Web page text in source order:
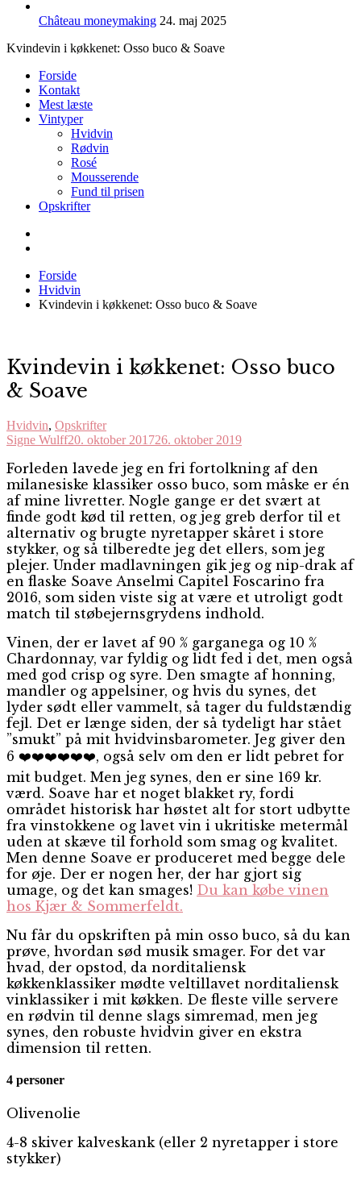
Château moneymaking 24. maj 2025
Kvindevin i køkkenet: Osso buco & Soave
Forside
Kontakt
Mest læste
Vintyper
Hvidvin
Rødvin
Rosé
Mousserende
Fund til prisen
Opskrifter
Forside
Hvidvin
Kvindevin i køkkenet: Osso buco & Soave
Kvindevin i køkkenet: Osso buco
& Soave
Hvidvin, Opskrifter
Signe Wulff20. oktober 201726. oktober 2019
Forleden lavede jeg en fri fortolkning af den
milanesiske klassiker osso buco, som måske er én
af mine livretter. Nogle gange er det svært at
finde godt kød til retten, og jeg greb derfor til et
alternativ og brugte nyretapper skåret i store
stykker, og så tilberedte jeg det ellers, som jeg
plejer. Under madlavningen gik jeg og nip-drak af
en flaske Soave Anselmi Capitel Foscarino fra
2016, som siden viste sig at være et utroligt godt
match til støbejernsgrydens indhold.
Vinen, der er lavet af 90 % garganega og 10 %
Chardonnay, var fyldig og lidt fed i det, men også
med god crisp og syre. Den smagte af honning,
mandler og appelsiner, og hvis du synes, det
lyder sødt eller vammelt, så tager du fuldstændig
fejl. Det er længe siden, der så tydeligt har stået
”smukt” på mit hvidvinsbarometer. Jeg giver den
6 ❤️❤️❤️❤️❤️❤️, også selv om den er lidt pebret for
mit budget. Men jeg synes, den er sine 169 kr.
værd. Soave har et noget blakket ry, fordi
området historisk har høstet alt for stort udbytte
fra vinstokkene og lavet vin i ukritiske metermål
uden at skæve til forhold som smag og kvalitet.
Men denne Soave er produceret med begge dele
for øje. Der er nogen her, der har gjort sig
umage, og det kan smages! Du kan købe vinen
hos Kjær & Sommerfeldt.
Nu får du opskriften på min osso buco, så du kan
prøve, hvordan sød musik smager. For det var
hvad, der opstod, da norditaliensk
køkkenklassiker mødte veltillavet norditaliensk
vinklassiker i mit køkken. De fleste ville servere
en rødvin til denne slags simremad, men jeg
synes, den robuste hvidvin giver en ekstra
dimension til retten.
4 personer
Olivenolie
4-8 skiver kalveskank (eller 2 nyretapper i store
stykker)